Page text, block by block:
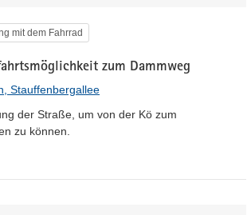
mit dem Fahrrad
zum Dammweg
Stauffenbergallee
der Straße, um von der Kö zum
zu können.